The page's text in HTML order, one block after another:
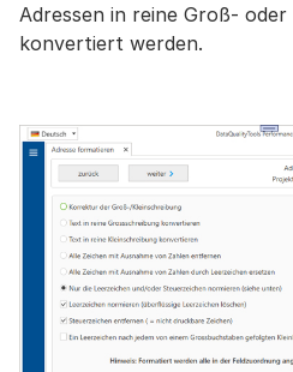
Adressen in reine Groß-
konvertiert werden.